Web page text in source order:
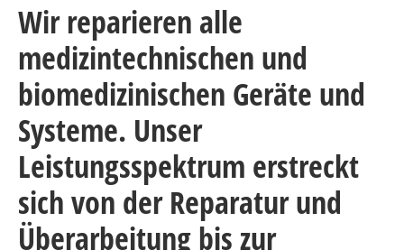
Wir reparieren alle
medizintechnischen und
biomedizinischen Geräte und
Systeme. Unser
Leistungsspektrum erstreckt
sich von der Reparatur und
Überarbeitung bis zur